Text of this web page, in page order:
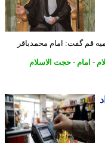
گفت: امام محمدباقر
امام -حجت الاسلام